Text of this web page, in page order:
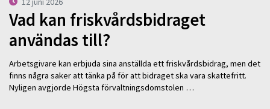
Vad kan friskvårdsbidraget
användas till?
Arbetsgivare kan erbjuda sina anställda ett friskvårdsbidrag, men det
finns några saker att tänka på för att bidraget ska vara skattefritt.
Nyligen avgjorde Högsta förvaltningsdomstolen …